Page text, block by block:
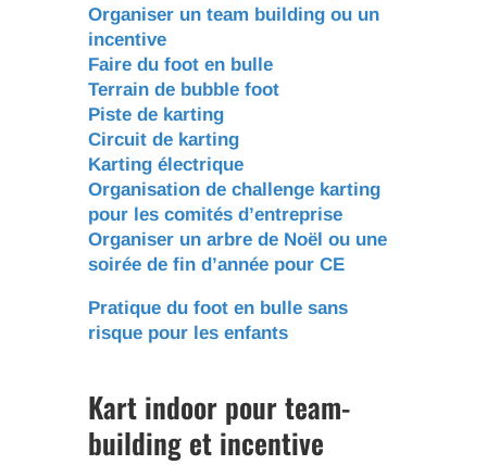
Organiser un team building ou un
incentive
Faire du foot en bulle
Terrain de bubble foot
Piste de karting
Circuit de karting
Karting électrique
Organisation de challenge karting
pour les comités d’entreprise
Organiser un arbre de Noël ou une
soirée de fin d’année pour CE
Pratique du foot en bulle sans
risque pour les enfants
Kart indoor pour team-
building et incentive